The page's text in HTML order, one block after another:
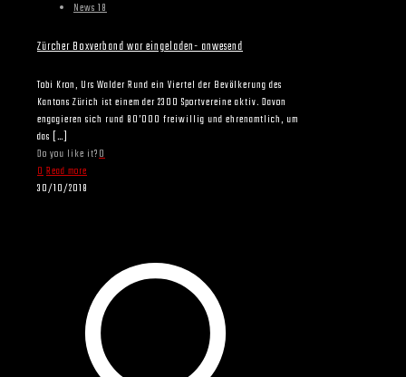
News 18
Zürcher Boxverband war eingeladen- anwesend
Tobi Kron, Urs Walder Rund ein Viertel der Bevölkerung des
Kantons Zürich ist einem der 2300 Sportvereine aktiv. Davon
engagieren sich rund 80’000 freiwillig und ehrenamtlich, um
das […]
Do you like it?0
0Read more
30/10/2018